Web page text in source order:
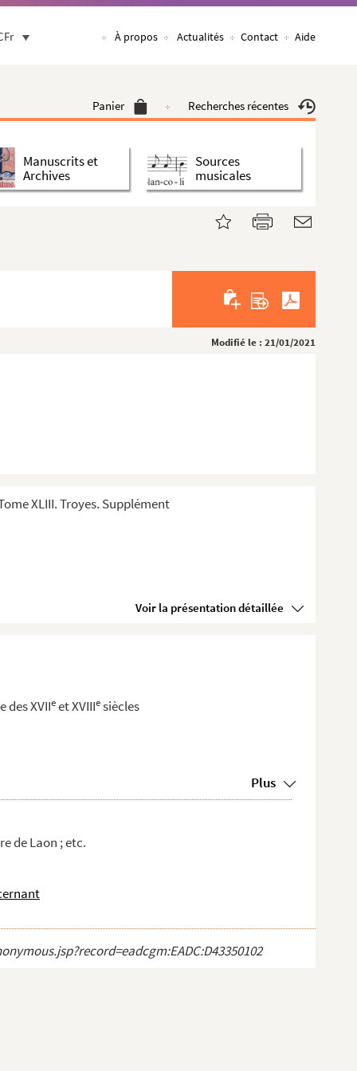
À propos Actualités Contact Aide
Panier Recherches récentes
Manuscrits et
Archives
Sources
musicales
Modifié le : 21/01/2021
XLIII. Troyes. Supplément
Voir la présentation détaillée
des XVIIeet XVIIIesiècles
Plus
de Laon ; etc.